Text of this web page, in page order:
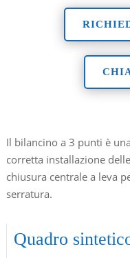
Il bilancino a 3 punti è
corretta installazione
chiusura centrale a leva
serratura.
Quadro